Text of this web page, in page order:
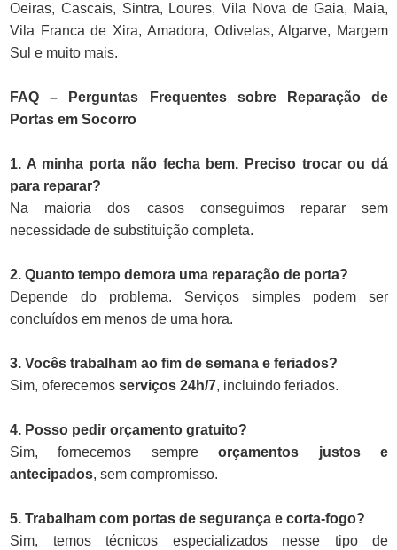
Oeiras, Cascais, Sintra, Loures, Vila Nova de Gaia, Maia,
Vila Franca de Xira, Amadora, Odivelas, Algarve, Margem
Sul e muito mais.
FAQ – Perguntas Frequentes sobre Reparação de
Portas em Socorro
1. A minha porta não fecha bem. Preciso trocar ou dá
para reparar?
Na maioria dos casos conseguimos reparar sem
necessidade de substituição completa.
2. Quanto tempo demora uma reparação de porta?
Depende do problema. Serviços simples podem ser
concluídos em menos de uma hora.
3. Vocês trabalham ao fim de semana e feriados?
Sim, oferecemos serviços 24h/7, incluindo feriados.
4. Posso pedir orçamento gratuito?
Sim, fornecemos sempreorçamentos justos e
antecipados, sem compromisso.
5. Trabalham com portas de segurança e corta-fogo?
Sim, temos técnicos especializados nesse tipo de